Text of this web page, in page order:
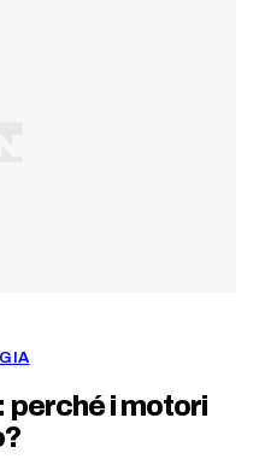
i motori